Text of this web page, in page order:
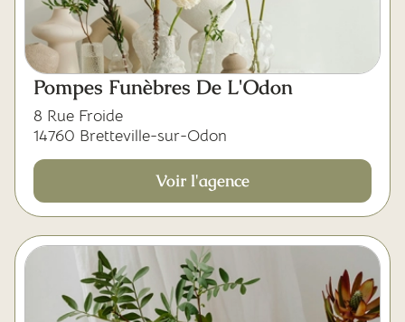
Pompes Funèbres De L'Odon
8 Rue Froide
14760 Bretteville-sur-Odon
Voir l'agence